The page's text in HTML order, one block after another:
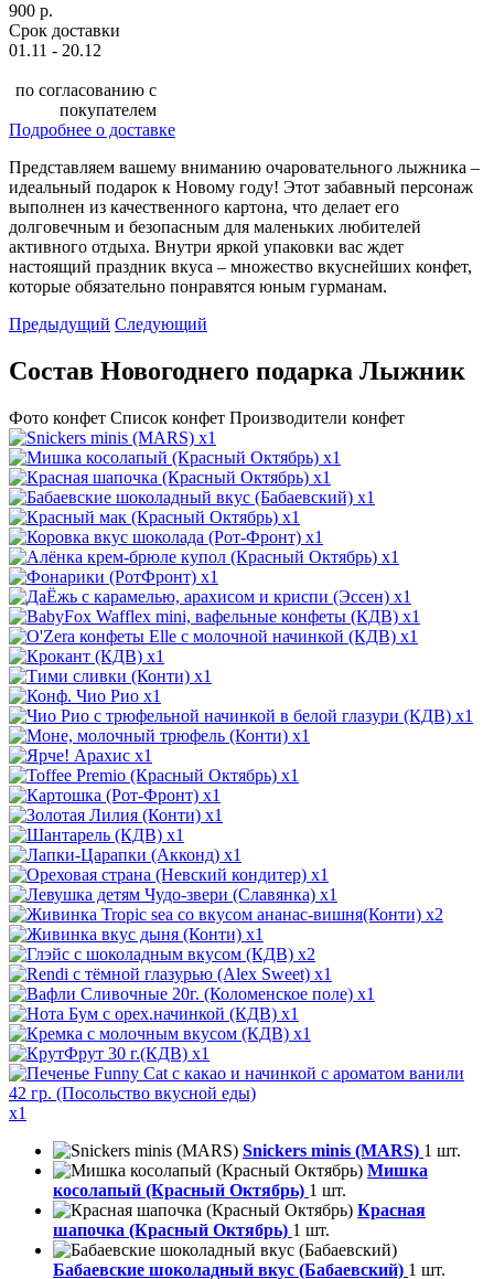
900 р.
Срок доставки
01.11 - 20.12
по согласованию с
покупателем
Подробнее о доставке
Представляем вашему вниманию очаровательного лыжника –
идеальный подарок к Новому году! Этот забавный персонаж
выполнен из качественного картона, что делает его
долговечным и безопасным для маленьких любителей
активного отдыха. Внутри яркой упаковки вас ждет
настоящий праздник вкуса – множество вкуснейших конфет,
которые обязательно понравятся юным гурманам.
Предыдущий Следующий
Состав Новогоднего подарка Лыжник
Фото конфет Список конфет Производители конфет
x1
x1
x1
x1
x1
x1
x1
x1
x1
x1
x1
x1
x1
x1
x1
x1
x1
x1
x1
x1
x1
x1
x1
x1
x2
x1
x2
x1
x1
x1
x1
x1
x1
Snickers minis (MARS) 1 шт.
Мишка
косолапый (Красный Октябрь) 1 шт.
Красная
шапочка (Красный Октябрь) 1 шт.
Бабаевские шоколадный вкус (Бабаевский) 1 шт.